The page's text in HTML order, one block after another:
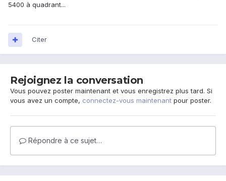
5400 à quadrant...
Citer
Rejoignez la conversation
Vous pouvez poster maintenant et vous enregistrez plus tard. Si
vous avez un compte, connectez-vous maintenant pour poster.
Répondre à ce sujet…